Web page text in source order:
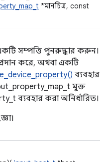
*মানচিত্র, const
সম্পত্তি পুনরুদ্ধার করুন।
করে, অথবা একটি
ব্যবহার
মুক্ত
ব্যবহার করা অনির্ধারিত।